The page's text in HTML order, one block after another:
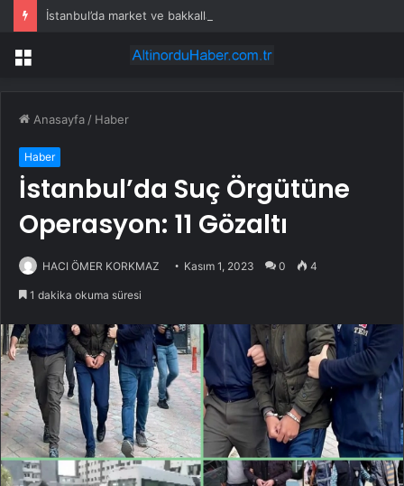
Menü
Anasayfa / Haber
Haber
İstanbul’da Suç Örgütüne
Operasyon: 11 Gözaltı
HACI ÖMER KORKMAZ Kasım 1, 2023 0 4
1 dakika okuma süresi